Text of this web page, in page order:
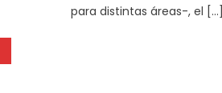
para distintas áreas-, el […]